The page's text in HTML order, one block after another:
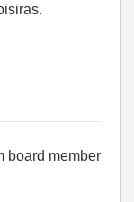
board member